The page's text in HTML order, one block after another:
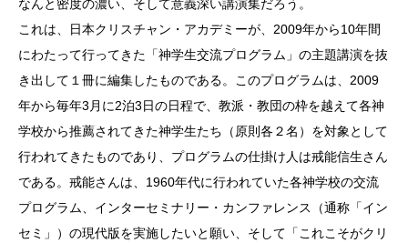
なんと密度の濃い、そして意義深い講演集だろう。
これは、日本クリスチャン・アカデミーが、2009年から10年間
にわたって行ってきた「神学生交流プログラム」の主題講演を抜
き出して１冊に編集したものである。このプログラムは、2009
年から毎年3月に2泊3日の日程で、教派・教団の枠を越えて各神
学校から推薦されてきた神学生たち（原則各２名）を対象として
行われてきたものであり、プログラムの仕掛け人は戒能信生さん
である。戒能さんは、1960年代に行われていた各神学校の交流
プログラム、インターセミナリー・カンファレンス（通称「イン
セミ」）の現代版を実施したいと願い、そして「これこそがクリ